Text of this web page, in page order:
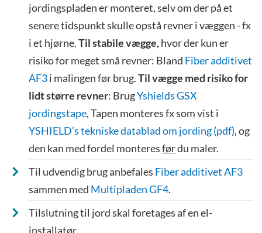
jordingspladen er monteret, selv om der på et
senere tidspunkt skulle opstå revner i væggen - fx
i et hjørne.Til stabile vægge,hvor der kun er
risiko for meget små revner: Bland Fiber additivet
AF3i malingen før brug.Til vægge med risiko for
lidt større revner: BrugYshields GSX
jordingstape, Tapen monteres fx som vist i
YSHIELD’s tekniske datablad om jording (pdf), og
den kan med fordel monteresførdu maler.
Til udvendig brug anbefales Fiber additivet AF3
sammen med Multipladen GF4.
Tilslutning til jord skal foretages af en el-
installatør.